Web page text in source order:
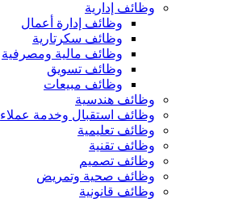
وظائف إدارية
وظائف إدارة أعمال
وظائف سكرتارية
وظائف مالية ومصرفية
وظائف تسويق
وظائف مبيعات
وظائف هندسية
وظائف استقبال وخدمة عملاء
وظائف تعليمية
وظائف تقنية
وظائف تصميم
وظائف صحية وتمريض
وظائف قانونية